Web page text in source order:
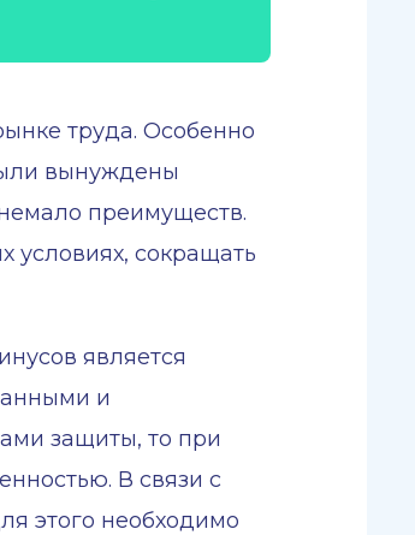
труда. Особенно
вынуждены
преимуществ.
условиях, сокращать
является
и
защиты, то при
В связи с
этого необходимо